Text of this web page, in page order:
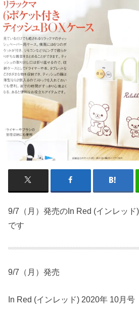
9/7（月）発売のIn Red (インレッ
です
9/7（月）発売
In Red (インレッド) 2020年 10月号